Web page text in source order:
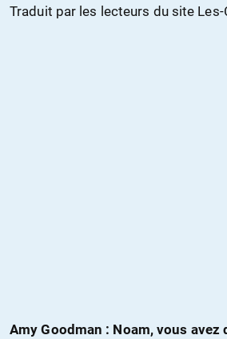
Traduit par les lecteurs du site Les-
Amy Goodman : Noam, vous